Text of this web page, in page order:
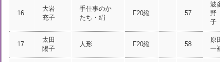
16
大岩
充子
手仕事のか
たち・絹
F20縦 57
波
野
子
17
太田
陽子
人形 F20縦 58
一